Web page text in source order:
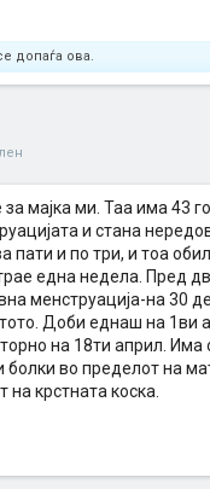
допаѓа ова.
мајка ми. Таа има 43
и стана
пати и по три, и тоа
една недела. Пред
менструација-на 30
Доби еднаш на 1ви
на 18ти април. Има
во пределот на
на крстната коска.